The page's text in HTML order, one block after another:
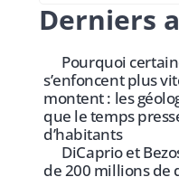
Derniers
Pourquoi
s’enfoncent plus
montent : les
que le temps
d’habitants
DiCaprio et
de 200 millions de